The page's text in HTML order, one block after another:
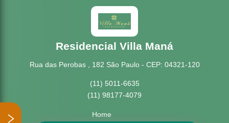
Residencial Villa Maná
Rua das Perobas , 182 São Paulo - CEP: 04321-120
(11) 5011-6635
(11) 98177-4079
Home